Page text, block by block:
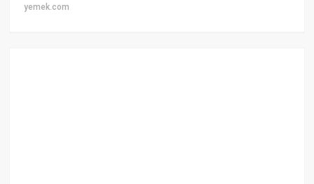
yemek.com